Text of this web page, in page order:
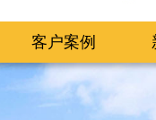
客户案例